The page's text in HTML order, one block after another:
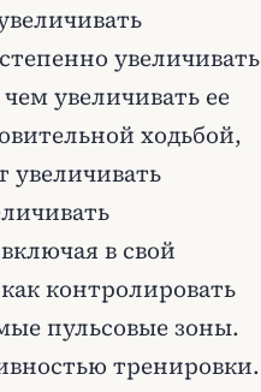
увеличивать
увеличивать ее
ходьбой,
увеличивать
в свой
контролировать
пульсовые зоны.
тренировки.